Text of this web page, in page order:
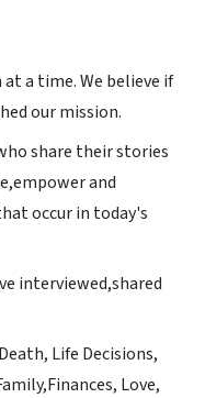
a time. We believe if
our mission.
share their stories
and
occur in today's
interviewed,shared
Life Decisions,
Love,